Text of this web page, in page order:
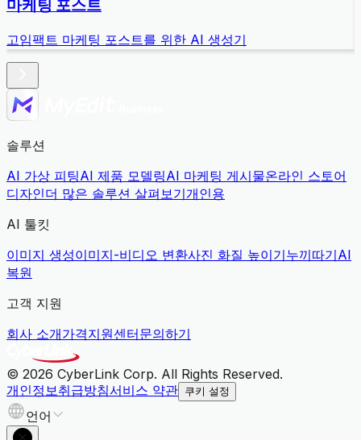
마케팅 포스트
고임팩트 마케팅 포스트를 위한 AI 생성기
솔루션
AI 가상 피팅AI 제품 모델링AI 마케팅 게시물온라인 스토어
디자인더 많은 솔루션 살펴보기개인용
AI 툴킷
이미지 생성이미지-비디오 변환사진 화질 높이기누끼따기AI
복원
고객 지원
회사 소개가격지원센터문의하기
© 2026 CyberLink Corp. All Rights Reserved.
개인정보취급방침서비스 약관 쿠키 설정
언어